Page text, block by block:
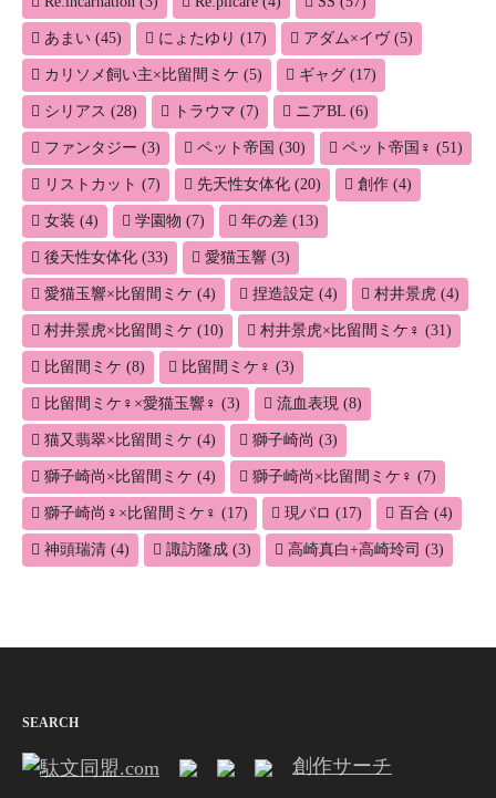
あまい (45) にょたゆり (17) アダム×イヴ(5)
カリソメ飼い主×比留間ミケ (5) ギャグ (17)
シリアス (28) トラウマ (7) ニアBL (6)
ファンタジー (3) ペット帝国 (30) ペット帝国♀ (51)
リストカット (7) 先天性女体化 (20) 創作 (4)
女装 (4) 学園物 (7) 年の差 (13)
後天性女体化 (33) 愛猫玉響 (3)
愛猫玉響×比留間ミケ (4) 捏造設定 (4) 村井景虎 (4)
村井景虎×比留間ミケ (10) 村井景虎×比留間ミケ♀ (31)
比留間ミケ (8) 比留間ミケ♀ (3)
比留間ミケ♀×愛猫玉響♀ (3) 流血表現 (8)
猫又翡翠×比留間ミケ (4) 獅子崎尚 (3)
獅子崎尚×比留間ミケ (4) 獅子崎尚×比留間ミケ♀ (7)
獅子崎尚♀×比留間ミケ♀ (17) 現パロ (17) 百合 (4)
神頭瑞清 (4) 諏訪隆成 (3) 高崎真白+高崎玲司 (3)
SEARCH
創作サーチ